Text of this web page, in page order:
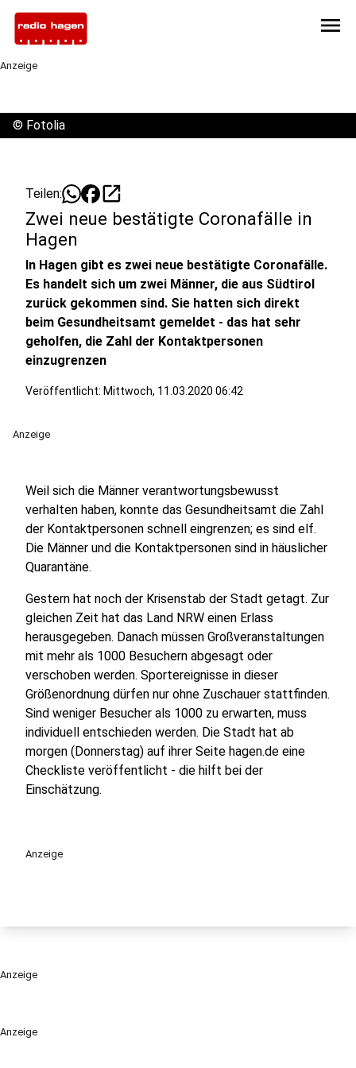
menu
Anzeige
Anzeige
© Fotolia
Teilen: open_in_new
Zwei neue bestätigte Coronafälle in
Hagen
In Hagen gibt es zwei neue bestätigte Coronafälle.
Es handelt sich um zwei Männer, die aus Südtirol
zurück gekommen sind. Sie hatten sich direkt
beim Gesundheitsamt gemeldet - das hat sehr
geholfen, die Zahl der Kontaktpersonen
einzugrenzen
Veröffentlicht: Mittwoch, 11.03.2020 06:42
Anzeige
Weil sich die Männer verantwortungsbewusst
verhalten haben, konnte das Gesundheitsamt die Zahl
der Kontaktpersonen schnell eingrenzen; es sind elf.
Die Männer und die Kontaktpersonen sind in häuslicher
Quarantäne.
Gestern hat noch der Krisenstab der Stadt getagt. Zur
gleichen Zeit hat das Land NRW einen Erlass
herausgegeben. Danach müssen Großveranstaltungen
mit mehr als 1000 Besuchern abgesagt oder
verschoben werden. Sportereignisse in dieser
Größenordnung dürfen nur ohne Zuschauer stattfinden.
Sind weniger Besucher als 1000 zu erwarten, muss
individuell entschieden werden. Die Stadt hat ab
morgen (Donnerstag) auf ihrer Seite hagen.de eine
Checkliste veröffentlicht - die hilft bei der
Einschätzung.
Anzeige
Anzeige